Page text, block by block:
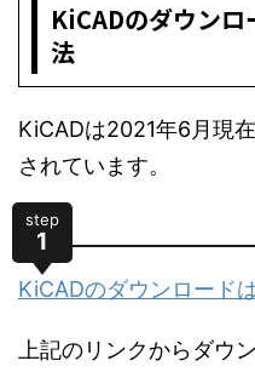
KiCADのダウン
法
KiCADは2021年6月現
されています。
step
1
KiCADのダウンロード
上記のリンクからダウ